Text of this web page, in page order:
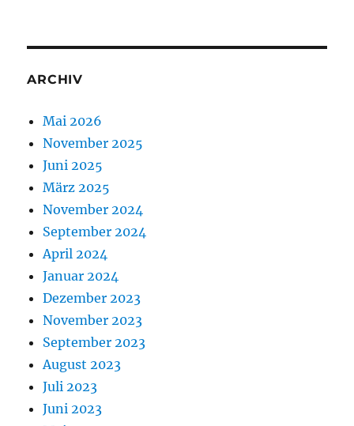
ARCHIV
Mai 2026
November 2025
Juni 2025
März 2025
November 2024
September 2024
April 2024
Januar 2024
Dezember 2023
November 2023
September 2023
August 2023
Juli 2023
Juni 2023